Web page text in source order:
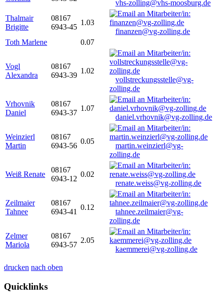
vhs-zolling@vhs-moosburg.de
Thalmair
Brigitte
08167
6943-45
1.03
finanzen@vg-zolling.de
Toth Marlene
0.07
Vogl
Alexandra
08167
6943-39
1.02
vollstreckungsstelle@vg-
zolling.de
Vrhovnik
Daniel
08167
6943-37
1.07
daniel.vrhovnik@vg-zolling.de
Weinzierl
Martin
08167
6943-56
0.05
martin.weinzierl@vg-
zolling.de
Weiß Renate
08167
6943-12
0.02
renate.weiss@vg-zolling.de
Zeilmaier
Tahnee
08167
6943-41
0.12
tahnee.zeilmaier@vg-
zolling.de
Zelmer
Mariola
08167
6943-57
2.05
kaemmerei@vg-zolling.de
drucken nach oben
Quicklinks